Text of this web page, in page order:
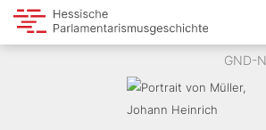
GND-